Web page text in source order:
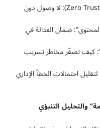
أخلاقيات “نموذج الثقة الصفرية” (Zero Trust): لا وصول دون
المحتوى”: ضمان العدالة في
كيف تصفّر مخاطر تسريب
احتمالات الخطأ الإداري
والتحليل التنبؤي